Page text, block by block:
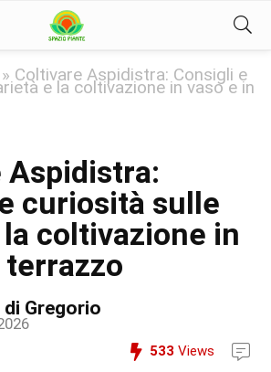
» Coltivare Aspidistra: Consigli e
e la coltivazione in vaso e in
Aspidistra:
curiosità sulle
coltivazione in
terrazzo
Gregorio
533 Views